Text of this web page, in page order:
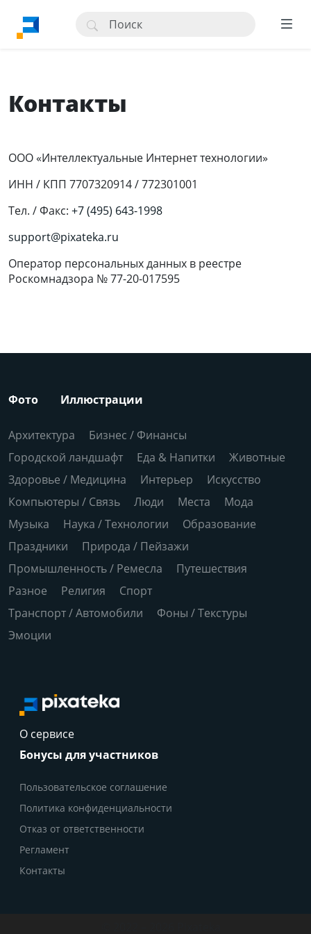
Контакты
ООО «Интеллектуальные Интернет технологии»
ИНН / КПП 7707320914 / 772301001
Тел. / Факс: +7 (495) 643-1998
support@pixateka.ru
Оператор персональных данных в реестре
Роскомнадзора № 77-20-017595
Фото Иллюстрации
Архитектура
Бизнес / Финансы
Городской ландшафт
Еда & Напитки
Животные
Здоровье / Медицина
Интерьер
Искусство
Компьютеры / Связь
Люди Места
Мода
Музыка
Наука / Технологии
Образование
Праздники
Природа / Пейзажи
Промышленность / Ремесла
Путешествия
Разное
Религия
Спорт
Транспорт / Автомобили
Фоны / Текстуры
Эмоции
О сервисе
Бонусы для участников
Пользовательское соглашение
Политика конфиденциальности
Отказ от ответственности
Регламент
Контакты